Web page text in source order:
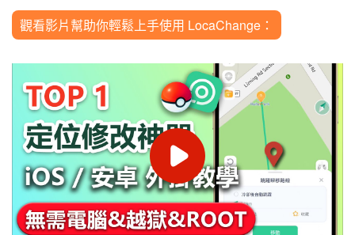
觀看影片幫助你輕鬆上手使用 LocaChange：